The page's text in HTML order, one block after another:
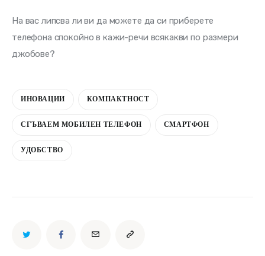
На вас липсва ли ви да можете да си приберете
телефона спокойно в кажи-речи всякакви по размери
джобове?
ИНОВАЦИИ КОМПАКТНОСТ
СГЪВАЕМ МОБИЛЕН ТЕЛЕФОН СМАРТФОН
УДОБСТВО